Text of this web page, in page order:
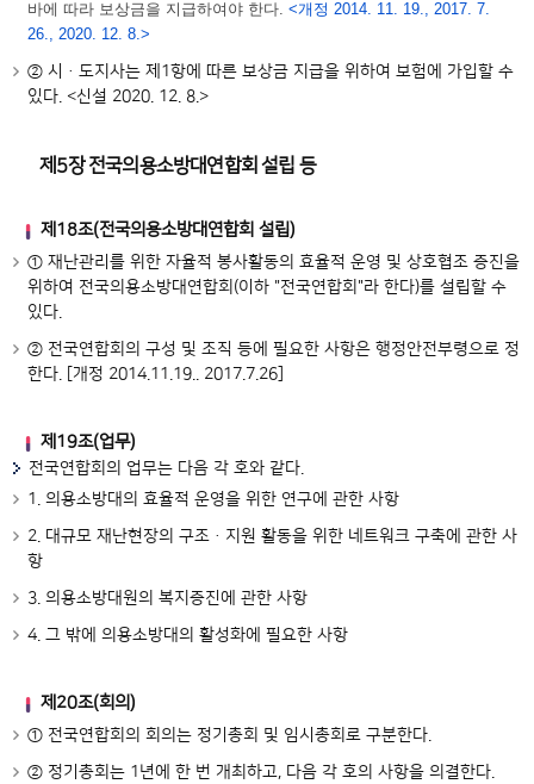
바에 따라 보상금을 지급하여야 한다.<개정 2014. 11. 19., 2017. 7.
26., 2020. 12. 8.>
② 시ㆍ도지사는 제1항에 따른 보상금 지급을 위하여 보험에 가입할 수
있다. <신설 2020. 12. 8.>
제5장 전국의용소방대연합회 설립 등
제18조(전국의용소방대연합회 설립)
① 재난관리를 위한 자율적 봉사활동의 효율적 운영 및 상호협조 증진을
위하여 전국의용소방대연합회(이하 "전국연합회"라 한다)를 설립할 수
있다.
② 전국연합회의 구성 및 조직 등에 필요한 사항은 행정안전부령으로 정
한다. [개정 2014.11.19.. 2017.7.26]
제19조(업무)
전국연합회의 업무는 다음 각 호와 같다.
1. 의용소방대의 효율적 운영을 위한 연구에 관한 사항
2. 대규모 재난현장의 구조ㆍ지원 활동을 위한 네트워크 구축에 관한 사
항
3. 의용소방대원의 복지증진에 관한 사항
4. 그 밖에 의용소방대의 활성화에 필요한 사항
제20조(회의)
① 전국연합회의 회의는 정기총회 및 임시총회로 구분한다.
② 정기총회는 1년에 한 번 개최하고, 다음 각 호의 사항을 의결한다.